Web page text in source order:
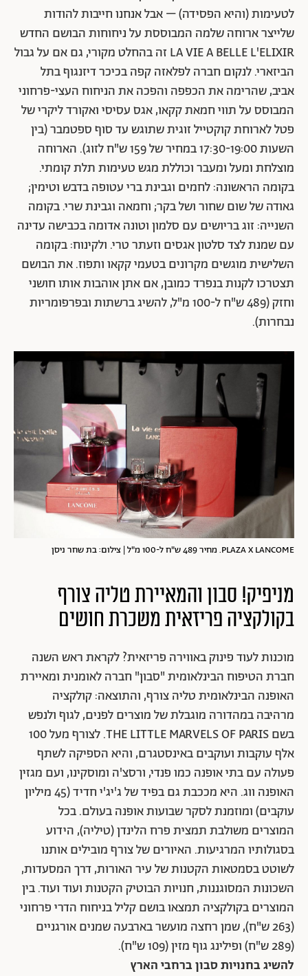
לטעימות (והיא הפסידה) – אבל אנחנו חייבות להודות
שלייצר ארוחה שלמה המבוססת על ניחוחות הבושם החדש
LA VIE A BELLE L'ELIXIR זה בהחלט מקורי, גם אם על גבול
הביזארי. לנקום חברה לפלאזה קפה בכיכר דיזנגוף בתל
אביב, שהרימה את הכפפה והפכה את הניחוח העצי-פרחוני
המבוסס על תווי חמאת קקאו, אגס עסיסי ואקורד ליקרי של
פטל לארוחת קוקטייל זוגית שתוגש עד סוף ספטמבר (בין
השעות 17:30-19:00 במחיר של 159 ש"ח לזוג). הארוחה
מוצלחת ומעל ומעבר וכוללת מגש טעימות תלת קומתי.
בקומה הראשונה: לחמים וגבינת ברי עטופה בדבש וטימין;
גאודה של שום שחור ושל בקר; וחמאה וגבינת שרי. בקומה
השנייה: זוג בריושים עם סלמון וטונה אדומה בכבישה עדינה
עם שמנת לצד סלטון אגסים וזעתר טרי. ולקינוח: בקומה
השלישית מוגשים מקרונים בטעמי קקאו ותפוז. את הבושם
תצטרכו לקנות בנפרד כמובן, אם אתן אוהבות אותו חושני
וחזק (489 ש"ח ל-100 מ"ל, להשיג ברשתות ובפרפומריות
נבחרות).
PLAZA X LANCOME. מחיר 489 ש"ח ל-100 מ"ל | צילום: בת שחר ניסן
מניפיק! סבון והמאיירת טליה צורף
בקולקציה פריזאית משכרת חושים
מוכנות לעוד פינוק באווירה פריזאית? לקראת ראש השנה
חברת הטיפוח הבינלאומית "סבון" חברה לאומנית ומאיירת
האופנה הבינלאומית טליה צורף, והתוצאה: קולקציה
מרהיבה במהדורה מוגבלת של מוצרים לפנים, לגוף ולנפש
בשם THE LITTLE MARVELS OF PARIS. לצורף מעל 100
אלף עוקבות ועוקבים באינסטגרם, והיא הספיקה לשתף
פעולה עם בתי אופנה כמו פנדי, ורסצ'ה ומוסקינו, ועם מגזין
האופנה ווג. היא מככבת גם בפיד של ג'יג'י חדיד (45 מיליון
עוקבים) ומוזמנת לסקר שבועות אופנה בעולם. בכל
המוצרים משולבת תמצית פרח הלינדן (טיליה), הידוע
בסגולותיו המרגיעות. האיורים של צורף מובילים אותנו
לשוטט בסמטאות הקטנות של עיר האורות, דרך המסעדות,
השכונות המסוגננות, חנויות הבוטיק הקטנות ועוד ועוד. בין
המוצרים בקולקציה תמצאו בושם קליל בניחוח הדרי פרחוני
(263 ש"ח), שמן רחצה מועשר בארבעה שמנים אורגניים
(289 ש"ח) ופילינג גוף מזין (109 ש"ח).
להשיג בחנויות סבון ברחבי הארץ